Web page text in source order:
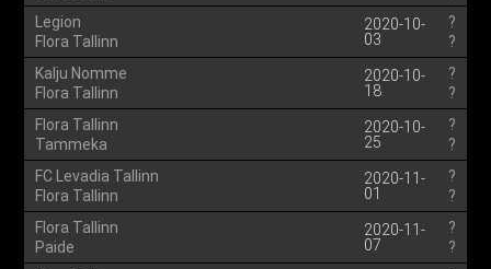
Legion
Flora Tallinn
2020-10-
03
?
?
Kalju Nomme
Flora Tallinn
2020-10-
18
?
?
Flora Tallinn
Tammeka
2020-10-
25
?
?
FC Levadia Tallinn
Flora Tallinn
2020-11-
01
?
?
Flora Tallinn
Paide
2020-11-
07
?
?